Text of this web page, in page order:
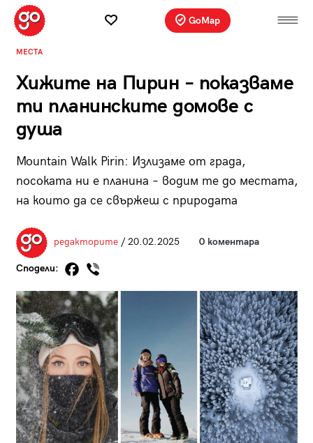
GoMap
МЕСТА
Хижите на Пирин – показваме
ти планинските домове с
душа
Mountain Walk Pirin: Излизаме от града,
посоката ни е планина – водим те до местата,
на които да се свържеш с природата
редакторите/ 20.02.2025 0 коментара
Сподели: